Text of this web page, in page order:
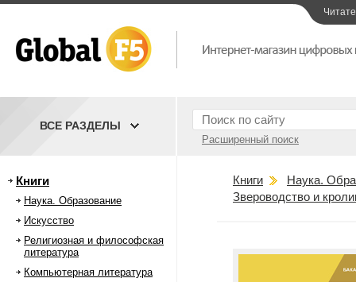
Расширенный поиск
ВСЕ РАЗДЕЛЫ
Книги
Наука. Образование
Искусство
Религиозная и философская
литература
Компьютерная литература
Книги
Наука.
Звероводство и